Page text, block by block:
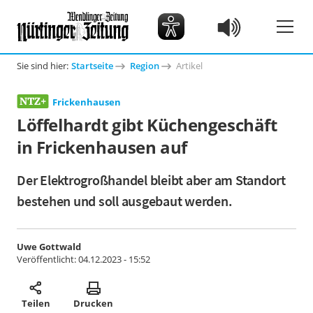
Sie sind hier: Startseite Region Artikel
Frickenhausen
Löffelhardt gibt Küchengeschäft
in Frickenhausen auf
Der Elektrogroßhandel bleibt aber am Standort
bestehen und soll ausgebaut werden.
Uwe Gottwald
Veröffentlicht:04.12.2023 - 15:52
Teilen Drucken